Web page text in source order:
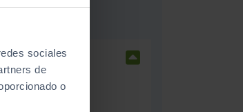
sociales
de
o
trasero